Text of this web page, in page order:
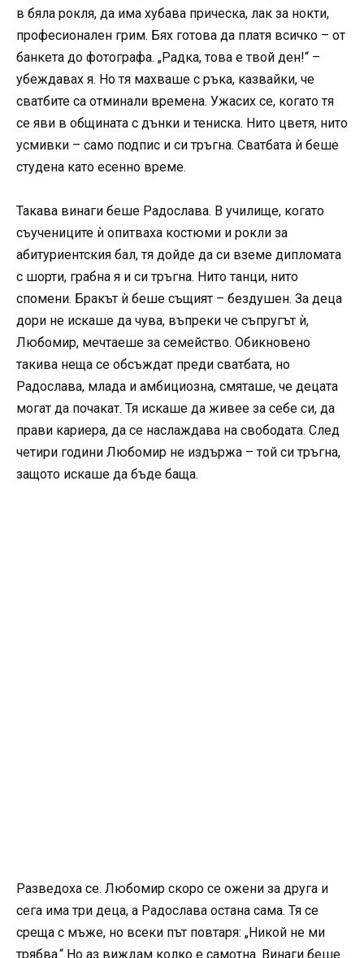
в бяла рокля, да има хубава прическа, лак за нокти,
професионален грим. Бях готова да платя всичко – от
банкета до фотографа. „Радка, това е твой ден!“ –
убеждавах я. Но тя махваше с ръка, казвайки, че
сватбите са отминали времена. Ужасих се, когато тя
се яви в общината с дънки и тениска. Нито цветя, нито
усмивки – само подпис и си тръгна. Сватбата ѝ беше
студена като есенно време.
Такава винаги беше Радослава. В училище, когато
съучениците ѝ опитваха костюми и рокли за
абитуриентския бал, тя дойде да си вземе дипломата
с шорти, грабна я и си тръгна. Нито танци, нито
спомени. Бракът ѝ беше същият – бездушен. За деца
дори не искаше да чува, въпреки че съпругът ѝ,
Любомир, мечтаеше за семейство. Обикновено
такива неща се обсъждат преди сватбата, но
Радослава, млада и амбициозна, смяташе, че децата
могат да почакат. Тя искаше да живее за себе си, да
прави кариера, да се наслаждава на свободата. След
четири години Любомир не издържа – той си тръгна,
защото искаше да бъде баща.
Разведоха се. Любомир скоро се ожени за друга и
сега има три деца, а Радослава остана сама. Тя се
среща с мъже, но всеки път повтаря: „Никой не ми
трябва.“ Но аз виждам колко е самотна. Винаги беше